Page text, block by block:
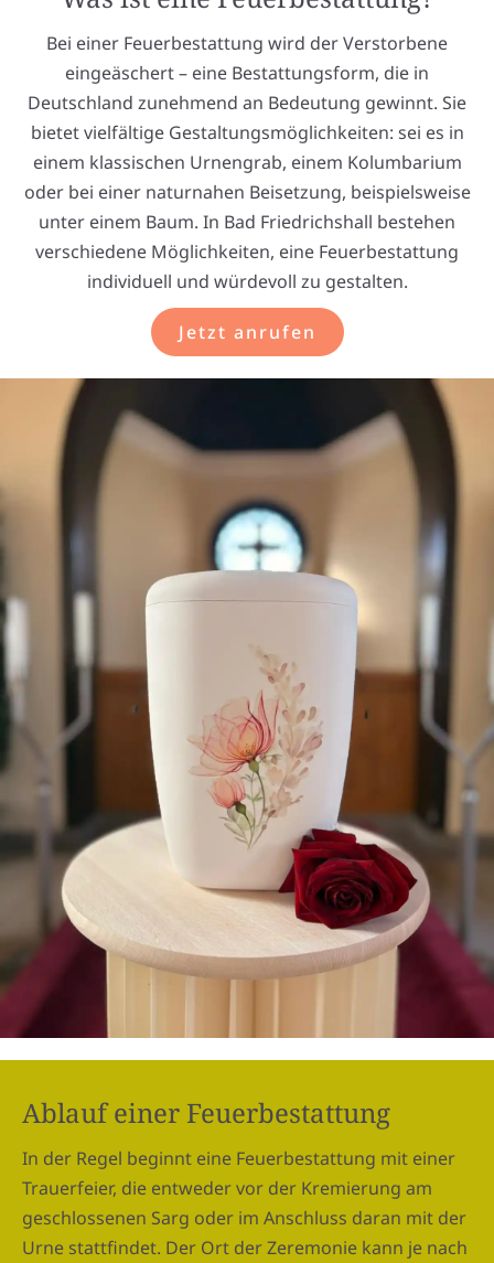
Bei einer Feuerbestattung wird der Verstorbene
eingeäschert – eine Bestattungsform, die in
Deutschland zunehmend an Bedeutung gewinnt. Sie
bietet vielfältige Gestaltungsmöglichkeiten: sei es in
einem klassischen Urnengrab, einem Kolumbarium
oder bei einer naturnahen Beisetzung, beispielsweise
unter einem Baum. In Bad Friedrichshall bestehen
verschiedene Möglichkeiten, eine Feuerbestattung
individuell und würdevoll zu gestalten.
Jetzt anrufen
Ablauf einer Feuerbestattung
In der Regel beginnt eine Feuerbestattung mit einer
Trauerfeier, die entweder vor der Kremierung am
geschlossenen Sarg oder im Anschluss daran mit der
Urne stattfindet. Der Ort der Zeremonie kann je nach